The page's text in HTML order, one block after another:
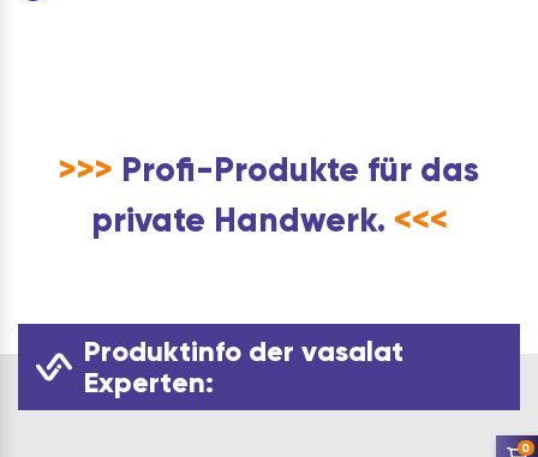
>>> Profi-Produkte für das
private Handwerk. <<<
Produktinfo der vasalat
Experten:
0